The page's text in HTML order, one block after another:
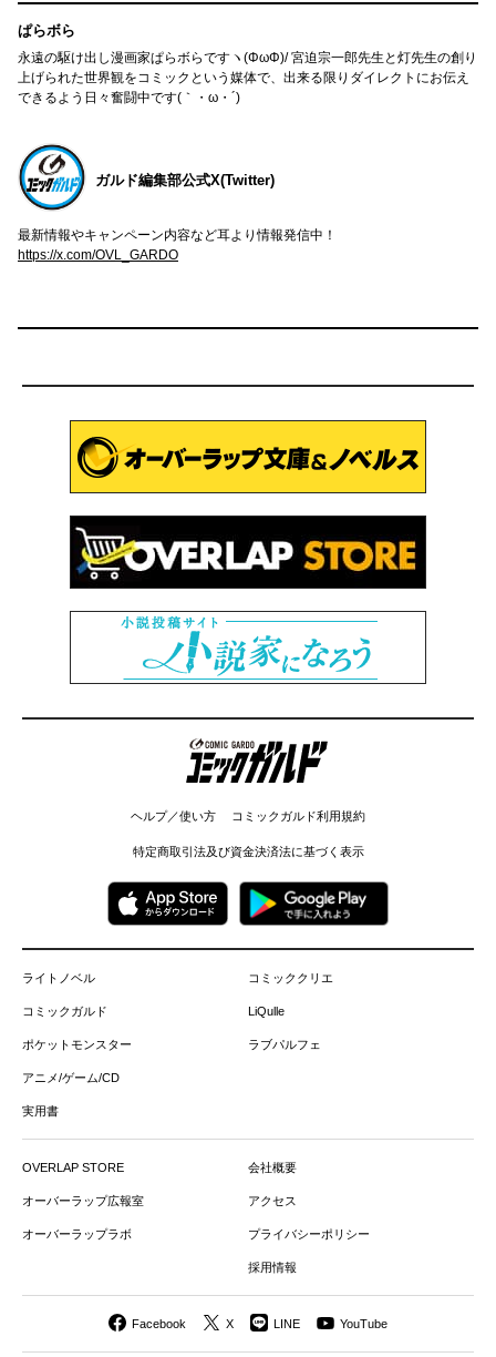
ぱらボら
永遠の駆け出し漫画家ぱらボらですヽ(ΦωΦ)/ 宮迫宗一郎先生と灯先生の創り
上げられた世界観をコミックという媒体で、出来る限りダイレクトにお伝え
できるよう日々奮闘中です(｀・ω・´)
ガルド編集部公式X(Twitter)
最新情報やキャンペーン内容など耳より情報発信中！
https://x.com/OVL_GARDO
コミックガルド
ヘルプ／使い方 コミックガルド利用規約
特定商取引法及び資金決済法に基づく表示
ライトノベル
コミックガルド
ポケットモンスター
アニメ/ゲーム/CD
実用書
コミッククリエ
LiQulle
ラブパルフェ
OVERLAP STORE
オーバーラップ広報室
オーバーラップラボ
会社概要
アクセス
プライバシーポリシー
採用情報
Facebook X LINE YouTube